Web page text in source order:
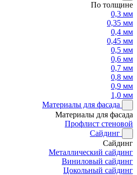
По толщине
0,3 мм
0,35 мм
0,4 мм
0,45 мм
0,5 мм
0,6 мм
0,7 мм
0,8 мм
0,9 мм
1,0 мм
Материалы для фасада
Материалы для фасада
Профлист стеновой
Сайдинг
Сайдинг
Металлический сайдинг
Виниловый сайдинг
Цокольный сайдинг